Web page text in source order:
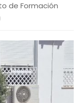
de Formación